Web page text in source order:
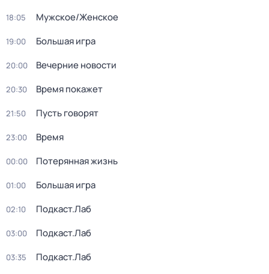
18:05 Мужское/Женское
19:00 Большая игра
20:00 Вечерние новости
20:30 Время покажет
21:50 Пусть говорят
23:00 Время
00:00 Потерянная жизнь
01:00 Большая игра
02:10 Подкаст.Лаб
03:00 Подкаст.Лаб
03:35 Подкаст.Лаб